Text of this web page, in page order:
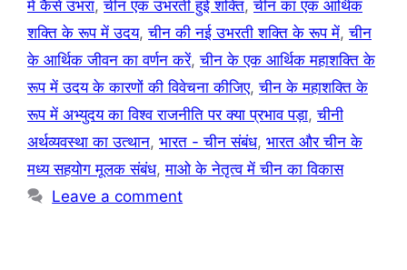
में कैसे उभरा,चीन एक उभरती हुई शक्ति,चीन का एक आर्थिक
शक्ति के रूप में उदय,चीन की नई उभरती शक्ति के रूप में,चीन
के आर्थिक जीवन का वर्णन करें,चीन के एक आर्थिक महाशक्ति के
रूप में उदय के कारणों की विवेचना कीजिए,चीन के महाशक्ति के
रूप में अभ्युदय का विश्व राजनीति पर क्या प्रभाव पड़ा,चीनी
अर्थव्यवस्था का उत्थान, भारत - चीन संबंध, भारत और चीन के
मध्य सहयोग मूलक संबंध,माओ के नेतृत्व में चीन का विकास
Leave a comment